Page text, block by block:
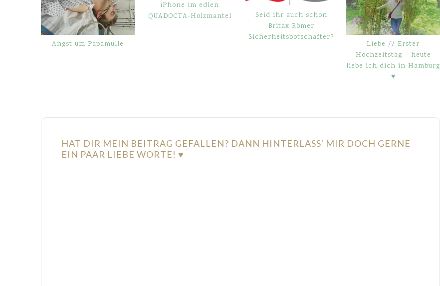
Angst um Papamulle
iPhone im edlen
QUADOCTA-Holzmantel
Seid ihr auch schon
Britax Römer
Sicherheitsbotschafter?
Liebe // Erster
Hochzeitstag – heute
liebe ich dich in Hamburg
♥
HAT DIR MEIN BEITRAG GEFALLEN? DANN HINTERLASS' MIR DOCH GERNE
EIN PAAR LIEBE WORTE! ♥